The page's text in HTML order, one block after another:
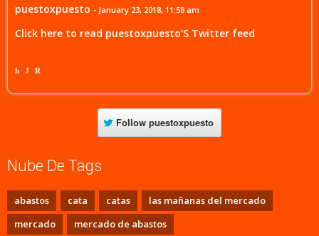
puestoxpuesto - January 23, 2018, 11:58 am
Click here to read puestoxpuesto'S Twitter feed
h J R
Follow puestoxpuesto
Nube De Tags
abastos cata catas
las mañanas del mercado
mercado
mercado de abastos